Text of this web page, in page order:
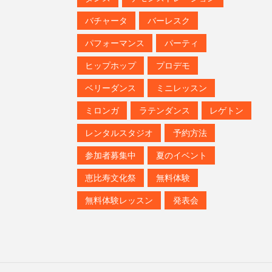
ヒップホップ
プロデモ
ベリーダンス
ミニレッスン
ミロンガ
ラテンダンス
レンタルスタジオ
予約方法
参加者募集中
夏のイベント
恵比寿文化祭
無料体験
無料体験レッスン
発表会